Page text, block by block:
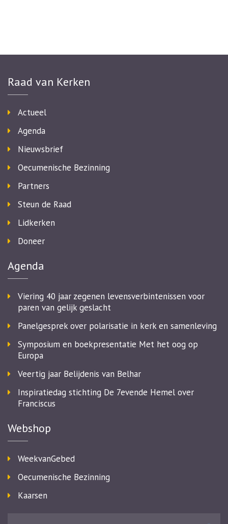
Raad van Kerken
Actueel
Agenda
Nieuwsbrief
Oecumenische Bezinning
Partners
Steun de Raad
Lidkerken
Doneer
Agenda
Viering 40 jaar zegenen levensverbintenissen voor
paren van gelijk geslacht
Panelgesprek over polarisatie in kerk en samenleving
Symposium en boekpresentatie Met het oog op
Europa
Veertig jaar Belijdenis van Belhar
Inspiratiedag stichting De 7evende Hemel over
Franciscus
Webshop
WeekvanGebed
Oecumenische Bezinning
Kaarsen